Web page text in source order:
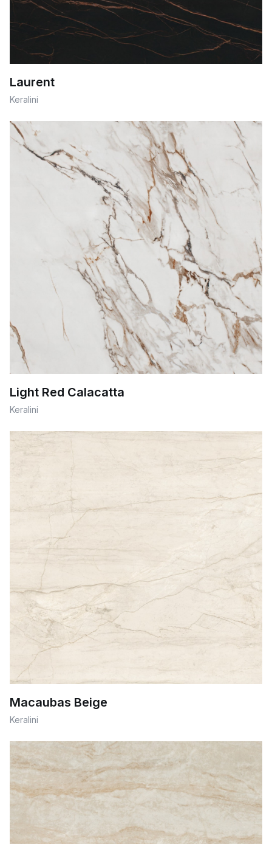
Laurent
Keralini
Light Red Calacatta
Keralini
Macaubas Beige
Keralini